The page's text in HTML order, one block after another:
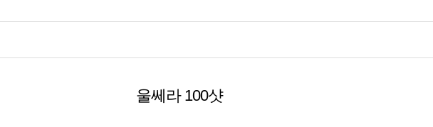
울쎄라 100샷